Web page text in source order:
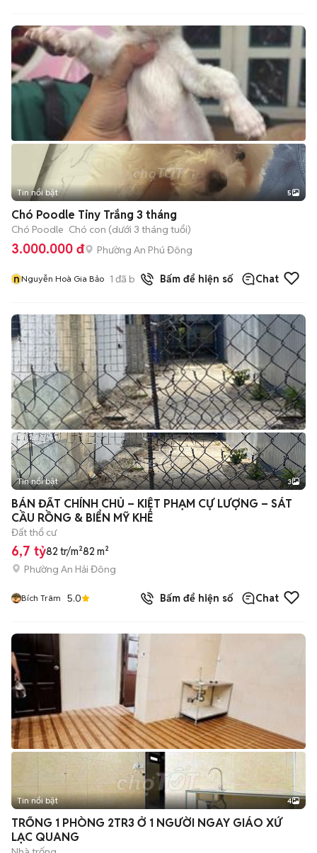
Tin nổi bật 5
Chó Poodle Tiny Trắng 3 tháng
Chó Poodle Chó con (dưới 3 tháng tuổi)
3.000.000 đ Phường An Phú Đông
nNguyễn Hoà Gia Bảo 1 đã bán Bấm để hiện số Chat
Tin nổi bật 3
BÁN ĐẤT CHÍNH CHỦ – KIỆT PHẠM CỰ LƯỢNG – SÁT
CẦU RỒNG & BIỂN MỸ KHÊ
Đất thổ cư
6,7 tỷ82 tr/m²82 m²
Phường An Hải Đông
Bích Trâm 5.0 Bấm để hiện số Chat
Tin nổi bật 4
TRỐNG 1 PHÒNG 2TR3 Ở 1 NGƯỜI NGAY GIÁO XỨ
LẠC QUANG